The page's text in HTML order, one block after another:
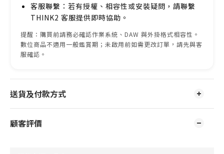
客服聯繫：若有授權、相容性或安裝疑問，請聯繫
THINK2 客服提供即時協助。
提醒：購買前請務必確認作業系統、DAW 與外掛格式相容性。
數位商品不適用一般鑑賞期；未啟用前如需更改訂單，請先與客
服確認。
送貨及付款方式
顧客評價